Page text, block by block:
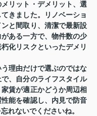
リット・デメリット、選
きました。リノベーショ
と間取り、清潔で最新設
ある一方で、物件数の少
化リスクといったデメリ
理由だけで選ぶのではな
、自分のライフスタイル
賃が適正かどうか周辺相
能を確認し、内見で防音
れないでくださいね。